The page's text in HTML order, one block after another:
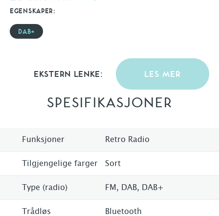
EGENSKAPER:
DAB+
EKSTERN LENKE: LES MER
SPESIFIKASJONER
Funksjoner Retro Radio
Tilgjengelige farger Sort
Type (radio) FM, DAB, DAB+
Trådløs
Bluetooth